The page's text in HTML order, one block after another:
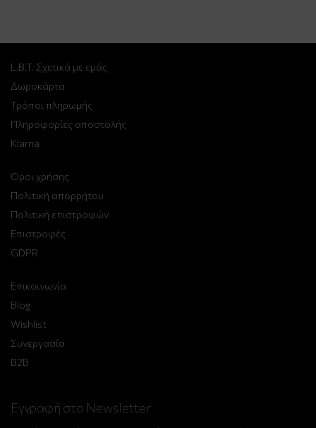
L.B.T. Σχετικά με εμάς
Δωροκάρτα
Τρόποι πληρωμής
Πληροφορίες αποστολής
Klarna
Όροι χρήσης
Πολιτική απορρήτου
Πολιτική επιστροφών
Επιστροφές
GDPR
Επικοινωνία
Blog
Wishlist
Συνεργασία
B2B
Εγγραφή στο Newsletter